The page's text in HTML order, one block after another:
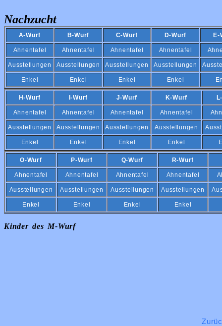
Nachzucht
A-Wurf B-Wurf C-Wurf D-Wurf E-
Ahnentafel Ahnentafel Ahnentafel Ahnentafel
Ausstellungen Ausstellungen Ausstellungen Ausstellungen
Enkel Enkel Enkel Enkel
H-Wurf I-Wurf J-Wurf K-Wurf
Ahnentafel Ahnentafel Ahnentafel Ahnentafel
Ausstellungen Ausstellungen Ausstellungen Ausstellungen
Enkel Enkel Enkel Enkel
O-Wurf P-Wurf Q-Wurf R-Wurf
Ahnentafel Ahnentafel Ahnentafel Ahnentafel
Ausstellungen Ausstellungen Ausstellungen Ausstellungen
Enkel Enkel Enkel Enkel
Kinder des M-Wurf